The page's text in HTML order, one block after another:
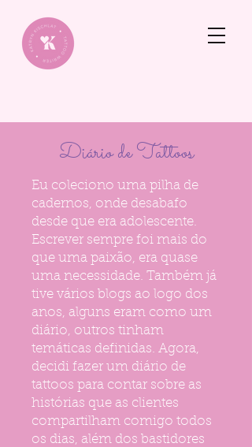
Diário de Tattoos
Eu coleciono uma pilha de
cadernos, onde desabafo
desde que era adolescente.
Escrever sempre foi mais do
que uma paixão, era quase
uma necessidade. Também já
tive vários blogs ao logo dos
anos, alguns eram como um
diário, outros tinham
temáticas definidas. Agora,
decidi fazer um diário de
tattoos para contar sobre as
histórias que as clientes
compartilham comigo todos
os dias, além dos bastidores